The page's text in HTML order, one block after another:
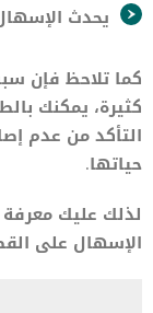
يحدث
كما تلاحظ فإن
كثيرة، يمكنك
التأكد من عدم
حياتها.
لذلك عليك
الإسهال على